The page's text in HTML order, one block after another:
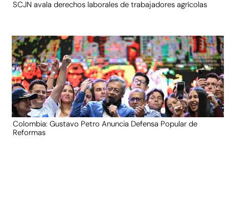
SCJN avala derechos laborales de trabajadores agrícolas
Colombia: Gustavo Petro Anuncia Defensa Popular de
Reformas